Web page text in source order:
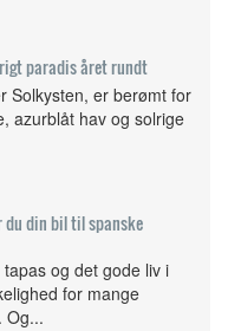
paradis året rundt
Solkysten, er berømt for
azurblåt hav og solrige
du din bil til spanske
og det gode liv i
for mange
Og...